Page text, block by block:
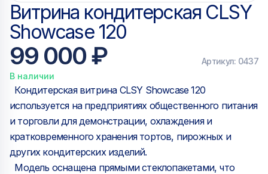
Витрина кондитерская CLSY
Showcase 120
99 000 ₽ Артикул: 0437
В наличии
Кондитерская витрина CLSY Showcase 120
используется на предприятиях общественного питания
и торговли для демонстрации, охлаждения и
кратковременного хранения тортов, пирожных и
других кондитерских изделий.
Модель оснащена прямыми стеклопакетами, что